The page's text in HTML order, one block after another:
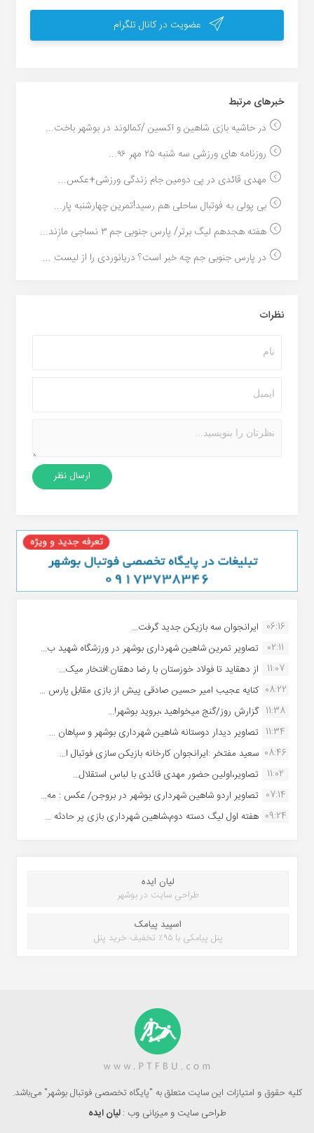
عضویت در کانال تلگرام
خبر‌های مرتبط
در حاشیه بازی شاهین و اکسین /کمالوند در بوشهر باخت...
روزنامه های ورزشی سه شنبه ۲۵ مهر ۹۶...
مهدی قائدی در پی دومین جام زندگی ورزشی+عکس...
بی پولی به فوتبال ساحلی هم رسید!تمرین چهارشنبه پار...
هفته هجدهم لیگ برتر/ پارس جنوبی جم ۳ نساجی مازند...
در پارس جنوبی جم چه خبر است؟ دریانوردی را از لیست ...
نظرات
06:16 ایرانجوان سه بازیکن جدید گرفت...
02:11
تصاویر تمرین شاهین شهردارى بوشهر در ورزشگاه شهید ب...
11:07
از دهقاید تا فولاد خوزستان با رضا دهقان:افتخار میک...
08:22 کنایه عجیب امیر حسین صادقی پیش از بازی مقابل پارس ...
11:38 گزارش روز/گنج میخواهید ،بروید بوشهر!...
11:34 تصاویر دیدار دوستانه شاهین شهردارى بوشهر و سپاهان ...
08:46 سعید مفتخر :ایرانجوان کارخانه بازیکن سازی فوتبال ا...
11:02
تصاویر،اولین حضور مهدی قائدی با لباس استقلال...
07:14 تصاویر اردو شاهین شهرداری بوشهر در بروجن/ عکس : مه...
09:24 هفته اول لیگ دسته دوم،شاهین شهرداری بازی پر حادثه ...
لیان ایده
طراحی سایت در بوشهر
اسپید پیامک
پنل پیامکی با ۹۵٪ تخفیف خرید پنل
کلیه حقوق و امتیازات این سایت متعلق به "پایگاه تخصصی فوتبال بوشهر" می‌باشد.
طراحی سایت و میزبانی وب :لیان ایده